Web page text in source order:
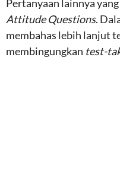
Pertanyaan lainnya
Attitude Questions.
membahas lebih lanjut
membingungkan test-